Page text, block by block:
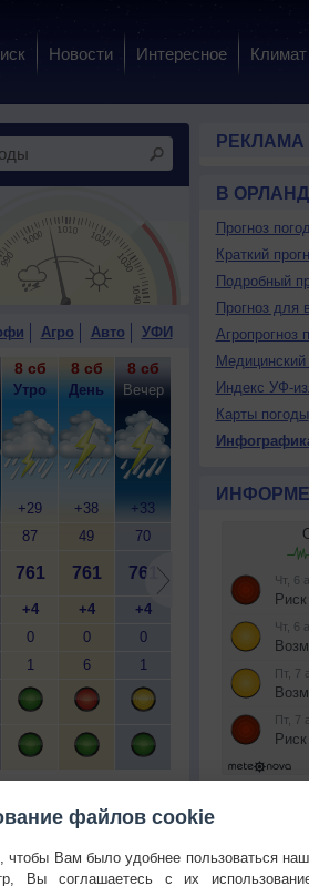
Новости Интересное Климат
Агро Авто УФИ
8 сб
Утро
+29
87
761
+4
0
1
8 сб
День
+38
49
761
+4
0
6
8 сб
Вечер
+33
70
761
+4
0
1
9 вс
Ночь
9 вс
Утро
761
+4
0
9
РЕКЛАМА
В
Прогноз
Краткий
Подробный
Прогноз для
Агропрогноз
Медицинский
Индекс УФ-
Карты погоды
О проекте
файлов cookie
Вам было удобнее пользоваться
Вы соглашаетесь с их